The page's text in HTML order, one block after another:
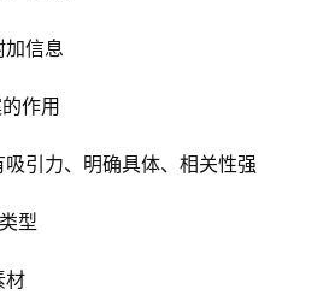
加信息
作用
引力、明确具体、相关性强
型
材